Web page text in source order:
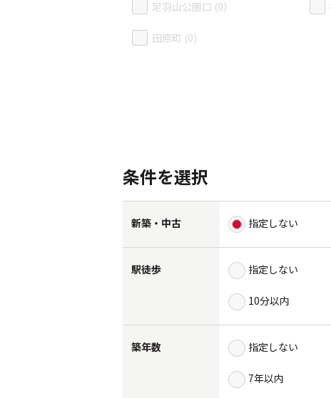
足羽山公園口 (0)
田原町 (0)
条件を選択
新築・中古 指定しない
駅徒歩 指定しない
10分以内
築年数 指定しない
7年以内